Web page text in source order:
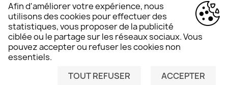
Afin d'améliorer votre expérience, nous
utilisons des cookies pour effectuer des
statistiques, vous proposer de la publicité
ciblée ou le partage sur les réseaux sociaux. Vous
pouvez accepter ou refuser les cookies non
essentiels.
TOUT REFUSER
ACCEPTER
Informations relatives aux cookies
Informations sur vos données personnelles
© Univers Fleur de Vie – Tous droits réservés
BESOIN D'AIDE ?